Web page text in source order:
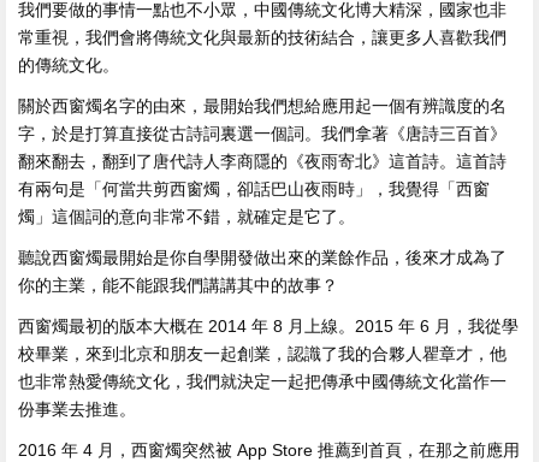
我們要做的事情一點也不小眾，中國傳統文化博大精深，國家也非
常重視，我們會將傳統文化與最新的技術結合，讓更多人喜歡我們
的傳統文化。
關於西窗燭名字的由來，最開始我們想給應用起一個有辨識度的名
字，於是打算直接從古詩詞裏選一個詞。我們拿著《唐詩三百首》
翻來翻去，翻到了唐代詩人李商隱的《夜雨寄北》這首詩。這首詩
有兩句是「何當共剪西窗燭，卻話巴山夜雨時」，我覺得「西窗
燭」這個詞的意向非常不錯，就確定是它了。
聽說西窗燭最開始是你自學開發做出來的業餘作品，後來才成為了
你的主業，能不能跟我們講講其中的故事？
西窗燭最初的版本大概在 2014 年 8 月上線。2015 年 6 月，我從學
校畢業，來到北京和朋友一起創業，認識了我的合夥人瞿章才，他
也非常熱愛傳統文化，我們就決定一起把傳承中國傳統文化當作一
份事業去推進。
2016 年 4 月，西窗燭突然被 App Store 推薦到首頁，在那之前應用